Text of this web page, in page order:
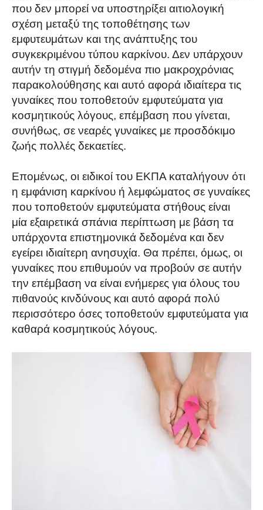
που δεν μπορεί να υποστηρίξει αιτιολογική
σχέση μεταξύ της τοποθέτησης των
εμφυτευμάτων και της ανάπτυξης του
συγκεκριμένου τύπου καρκίνου. Δεν υπάρχουν
αυτήν τη στιγμή δεδομένα πιο μακροχρόνιας
παρακολούθησης και αυτό αφορά ιδιαίτερα τις
γυναίκες που τοποθετούν εμφυτεύματα για
κοσμητικούς λόγους, επέμβαση που γίνεται,
συνήθως, σε νεαρές γυναίκες με προσδόκιμο
ζωής πολλές δεκαετίες.
Επομένως, οι ειδικοί του ΕΚΠΑ καταλήγουν ότι
η εμφάνιση καρκίνου ή λεμφώματος σε γυναίκες
που τοποθετούν εμφυτεύματα στήθους είναι
μία εξαιρετικά σπάνια περίπτωση με βάση τα
υπάρχοντα επιστημονικά δεδομένα και δεν
εγείρει ιδιαίτερη ανησυχία. Θα πρέπει, όμως, οι
γυναίκες που επιθυμούν να προβούν σε αυτήν
την επέμβαση να είναι ενήμερες για όλους του
πιθανούς κινδύνους και αυτό αφορά πολύ
περισσότερο όσες τοποθετούν εμφυτεύματα για
καθαρά κοσμητικούς λόγους.